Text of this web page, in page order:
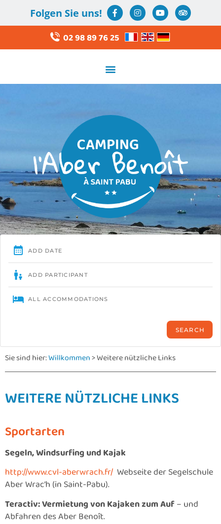
Folgen Sie uns!
02 98 89 76 25
Sie sind hier:Willkommen>Weitere nützliche Links
WEITERE NÜTZLICHE LINKS
Sportarten
Segeln, Windsurfing und Kajak
http://www.cvl-aberwrach.fr/ Webseite der Segelschule
Aber Wrac’h (in Saint-Pabu).
Teractiv: Vermietung von Kajaken zum Auf– und
Abfahren des Aber Benoît.